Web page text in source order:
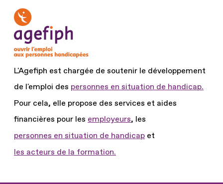
L'Agefiph est chargée de soutenir le développement
de l'emploi des personnes en situation de handicap.
Pour cela, elle propose des services et aides
financières pour les employeurs, les
personnes en situation de handicap et
les acteurs de la formation.